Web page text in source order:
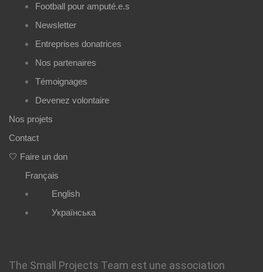
Football pour amputé.e.s
Newsletter
Entreprises donatrices
Nos partenaires
Témoignages
Devenez volontaire
Nos projets
Contact
🤍 Faire un don
Français
English
Українська
The Small Projects Team est une association